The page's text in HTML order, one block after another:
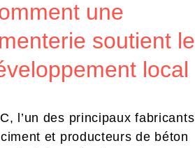
une
soutient le
local
l’un des principaux fabricants
et producteurs de béton